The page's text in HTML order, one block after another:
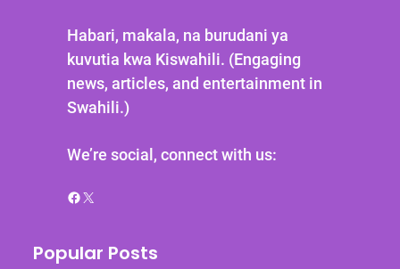
Habari, makala, na burudani ya
kuvutia kwa Kiswahili. (Engaging
news, articles, and entertainment in
Swahili.)
We’re social, connect with us:
Facebook X
Popular Posts